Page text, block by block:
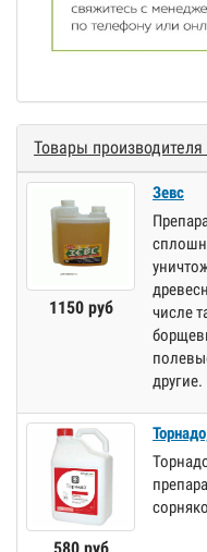
Товары производителя
1150 руб
Зевс
числе
другие.